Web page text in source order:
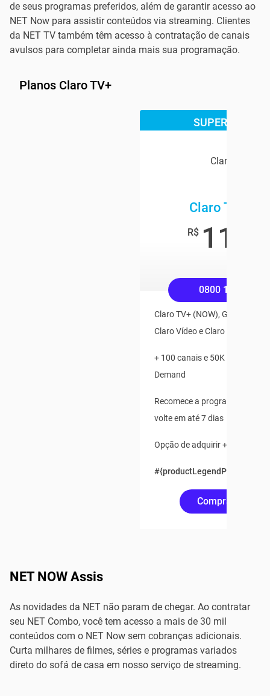
de seus programas preferidos, além de garantir acesso ao
NET Now para assistir conteúdos via streaming. Clientes
da NET TV também têm acesso à contratação de canais
avulsos para completar ainda mais sua programação.
Planos Claro TV+
SUPER OFERTA
Claro TV+
Claro TV+
R$ 119
0800 158 4545
Claro TV+ (NOW), Globoplay,
Claro Vídeo e Claro Música
+ 100 canais e 50K de
Demand
Recomece a programação ao
volte em até 7 dias
Opção de adquirir + 2 pontos
#{productLegendPrice(750)}
Comprar Online
NET NOW Assis
As novidades da NET não param de chegar. Ao contratar
seu NET Combo, você tem acesso a mais de 30 mil
conteúdos com o NET Now sem cobranças adicionais.
Curta milhares de filmes, séries e programas variados
direto do sofá de casa em nosso serviço de streaming.